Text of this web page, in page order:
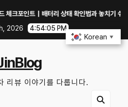
인트｜배터리 상태 확인법과 놓치기 쉬운 위험
2026
4:54:05 PM
리뷰 이야기를 다룹니다.
Korean ▼